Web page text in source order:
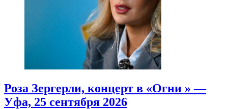
Роза Зергерли, концерт в «Огни » —
Уфа, 25 сентября 2026